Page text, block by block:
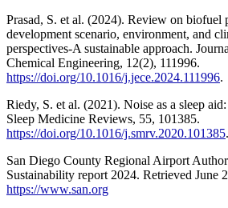
Prasad, S. et al. (2024). Review on biofuel
development scenario, environment, and
perspectives-A sustainable approach.
Chemical Engineering, 12(2), 111996.
https://doi.org/10.1016/j.jece.2024.111996.
Riedy, S. et al. (2021). Noise as a sleep
Sleep Medicine Reviews, 55, 101385.
https://doi.org/10.1016/j.smrv.2020.101385.
San Diego County Regional Airport
Sustainability report 2024. Retrieved June
https://www.san.org